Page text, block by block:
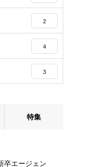
2
4
3
特集
卒エージェン